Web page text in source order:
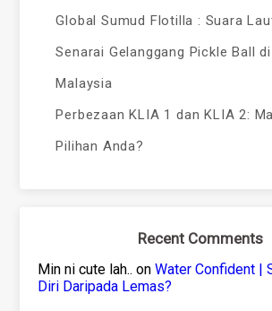
Global Sumud Flotilla : Suara
Senarai Gelanggang Pickle Ball
Malaysia
Perbezaan KLIA 1 dan KLIA 2:
Pilihan Anda?
Recent Comments
Min ni cute lah.. onWater Confident |
Diri Daripada Lemas?